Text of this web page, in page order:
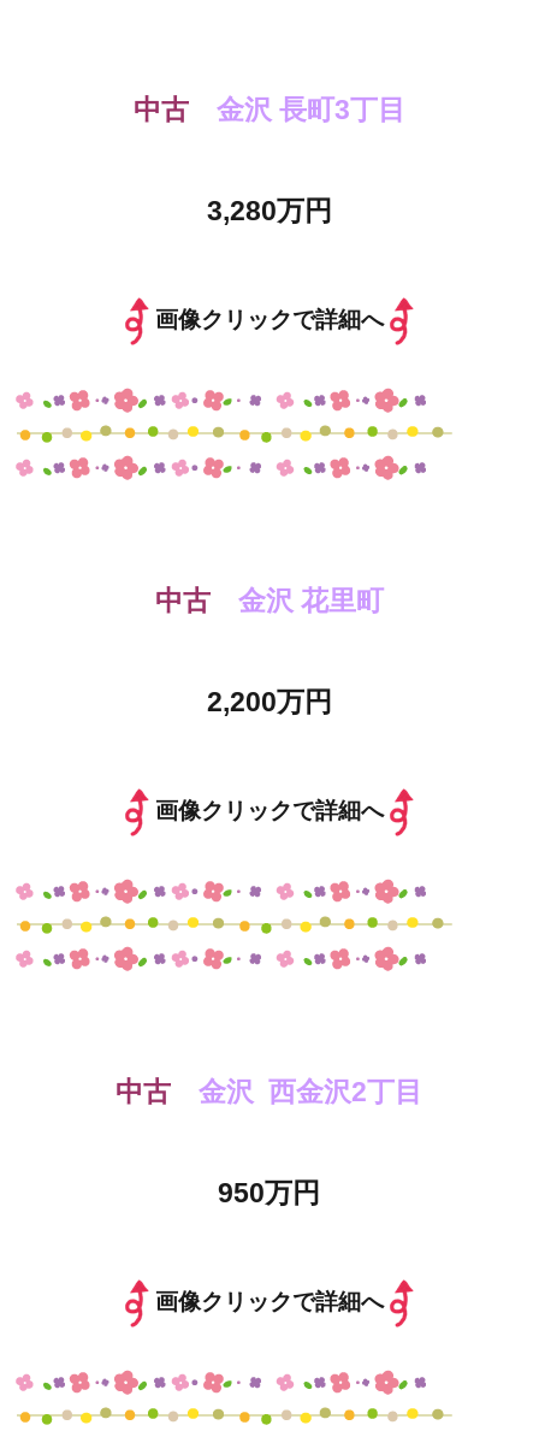
中古 金沢 長町3丁目
3,280万円
画像クリックで詳細へ
中古 金沢 花里町
2,200万円
画像クリックで詳細へ
中古 金沢 西金沢2丁目
950万円
画像クリックで詳細へ